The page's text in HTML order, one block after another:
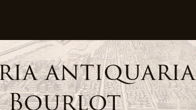
antiquaria
Bourlot